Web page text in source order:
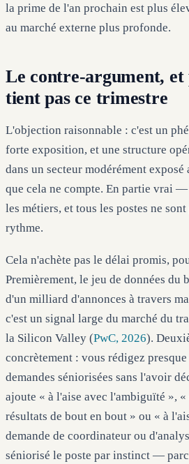
la prime de l'an prochain est plus
au marché externe plus profonde.
Le contre-argument,
tient pas ce trimestre
L'objection raisonnable : c'est un
forte exposition, et une structure
dans un secteur modérément
que cela ne compte. En partie vrai
les métiers, et tous les postes ne
rythme.
Cela n'achète pas le délai promis,
Premièrement, le jeu de données du
d'un milliard d'annonces à travers
c'est un signal large du marché du
la Silicon Valley (PwC, 2026).
concrètement : vous rédigez
demandes séniorisées sans l'avoir
ajoute « à l'aise avec l'ambiguïté », «
résultats de bout en bout » ou « à
demande de coordinateur ou
séniorisé le poste par instinct —